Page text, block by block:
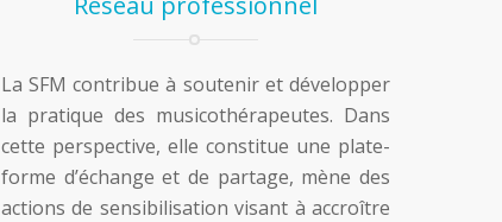
La SFM contribue à soutenir et développer
la pratique des musicothérapeutes. Dans
cette perspective, elle constitue une plate-
forme d’échange et de partage, mène des
actions de sensibilisation visant à accroître